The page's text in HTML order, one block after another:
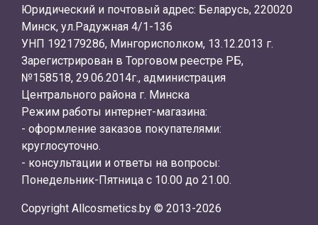
Юридический и почтовый адрес: Беларусь, 220020
Минск, ул.Радужная 4/1-136
УНП 192179286, Мингорисполком, 13.12.2013 г.
Зарегистрирован в Торговом реестре РБ,
№158518, 29.06.2014г., администрация
Центрального района г. Минска
Режим работы интернет-магазина:
- оформление заказов покупателями:
круглосуточно.
- консультации и ответы на вопросы:
Понедельник-Пятница с 10.00 до 21.00.
Copyright Allcosmetics.by © 2013-2026